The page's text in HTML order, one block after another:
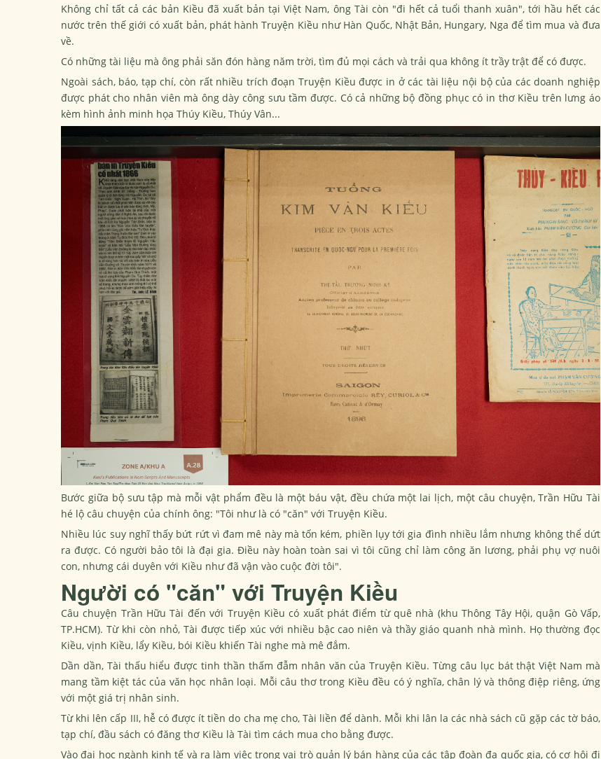
Không chỉ tất cả các bản Kiều đã xuất bản tại Việt Nam, ông Tài còn "đi hết cả tuổi thanh xuân", tới hầu hết các
nước trên thế giới có xuất bản, phát hành Truyện Kiều như Hàn Quốc, Nhật Bản, Hungary, Nga để tìm mua và đưa
về.
Có những tài liệu mà ông phải săn đón hàng năm trời, tìm đủ mọi cách và trải qua không ít trầy trật để có được.
Ngoài sách, báo, tạp chí, còn rất nhiều trích đoạn Truyện Kiều được in ở các tài liệu nội bộ của các doanh nghiệp
được phát cho nhân viên mà ông dày công sưu tầm được. Có cả những bộ đồng phục có in thơ Kiều trên lưng áo
kèm hình ảnh minh họa Thúy Kiều, Thúy Vân...
Bước giữa bộ sưu tập mà mỗi vật phẩm đều là một báu vật, đều chứa một lai lịch, một câu chuyện, Trần Hữu Tài
hé lộ câu chuyện của chính ông: "Tôi như là có "căn" với Truyện Kiều.
Nhiều lúc suy nghĩ thấy bứt rứt vì đam mê này mà tốn kém, phiền lụy tới gia đình nhiều lắm nhưng không thể dứt
ra được. Có người bảo tôi là đại gia. Điều này hoàn toàn sai vì tôi cũng chỉ làm công ăn lương, phải phụ vợ nuôi
con, nhưng cái duyên với Kiều như đã vận vào cuộc đời tôi".
Người có "căn" với Truyện Kiều
Câu chuyện Trần Hữu Tài đến với Truyện Kiều có xuất phát điểm từ quê nhà (khu Thông Tây Hội, quận Gò Vấp,
TP.HCM). Từ khi còn nhỏ, Tài được tiếp xúc với nhiều bậc cao niên và thầy giáo quanh nhà mình. Họ thường đọc
Kiều, vịnh Kiều, lẩy Kiều, bói Kiều khiến Tài nghe mà mê đắm.
Dần dần, Tài thấu hiểu được tinh thần thấm đẫm nhân văn của Truyện Kiều. Từng câu lục bát thật Việt Nam mà
mang tầm kiệt tác của văn học nhân loại. Mỗi câu thơ trong Kiều đều có ý nghĩa, chân lý và thông điệp riêng, ứng
với một giá trị nhân sinh.
Từ khi lên cấp III, hễ có được ít tiền do cha mẹ cho, Tài liền để dành. Mỗi khi lân la các nhà sách cũ gặp các tờ báo,
tạp chí, đầu sách có đăng thơ Kiều là Tài tìm cách mua cho bằng được.
Vào đại học ngành kinh tế và ra làm việc trong vai trò quản lý bán hàng của các tập đoàn đa quốc gia, có cơ hội đi